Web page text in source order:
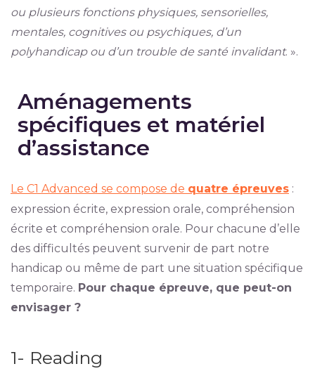
ou plusieurs fonctions physiques, sensorielles,
mentales, cognitives ou psychiques, d’un
polyhandicap ou d’un trouble de santé invalidant. ».
Aménagements
spécifiques et matériel
d’assistance
Le C1 Advanced se compose de quatre épreuves :
expression écrite, expression orale, compréhension
écrite et compréhension orale. Pour chacune d’elle
des difficultés peuvent survenir de part notre
handicap ou même de part une situation spécifique
temporaire. Pour chaque épreuve, que peut-on
envisager ?
1- Reading